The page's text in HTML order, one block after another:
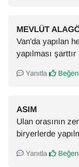
MEVLÜT
Van'da yapılan
yapılması şarttır
Yanıtla
ASIM
Ulan orasının
biryerlerde
Yanıtla